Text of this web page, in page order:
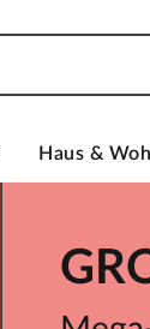
Haus &